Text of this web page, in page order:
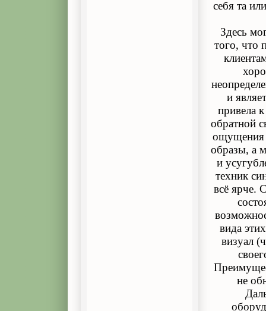
себя та
Здесь
того, что
и
привела
обратной
ощущения
образы, а
и
техник
всё ярче.
вида
визуал
не